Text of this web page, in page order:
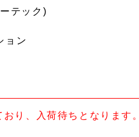
テック)
ョン
り、入荷待ちとなります。